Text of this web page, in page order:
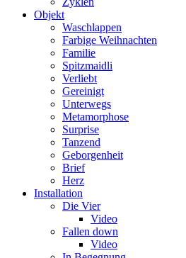
Objekt
Waschlappen
Farbige Weihnachten
Familie
Spitzmaidli
Verliebt
Gereinigt
Unterwegs
Metamorphose
Surprise
Tanzend
Geborgenheit
Brief
Herz
Installation
Die Vier
Video
Fallen down
Video